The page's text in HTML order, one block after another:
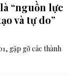
“nguồn lực
và tự do”
gặp gỡ các thành